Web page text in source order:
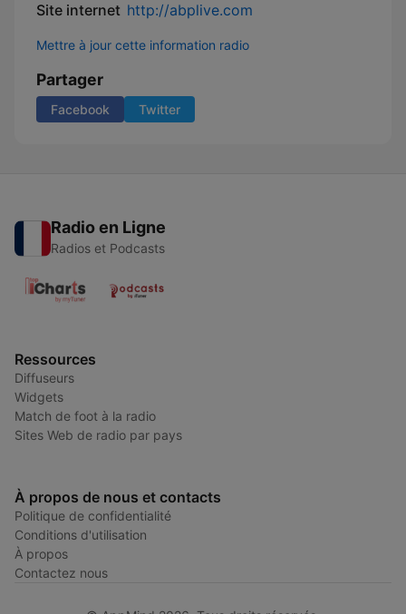
Site internet http://abplive.com
Mettre à jour cette information radio
Partager
Facebook Twitter
Radio en Ligne
Radios et Podcasts
Ressources
Diffuseurs
Widgets
Match de foot à la radio
Sites Web de radio par pays
À propos de nous et contacts
Politique de confidentialité
Conditions d'utilisation
À propos
Contactez nous